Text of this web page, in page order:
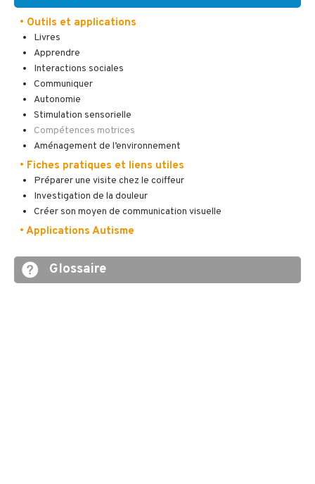
• Outils et applications
Livres
Apprendre
Interactions sociales
Communiquer
Autonomie
Stimulation sensorielle
Compétences motrices
Aménagement de l’environnement
• Fiches pratiques et liens utiles
Préparer une visite chez le coiffeur
Investigation de la douleur
Créer son moyen de communication visuelle
• Applications Autisme
Glossaire